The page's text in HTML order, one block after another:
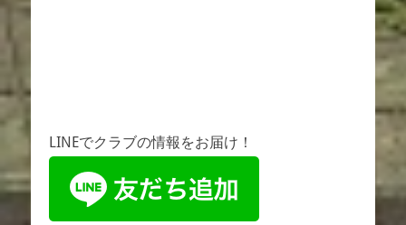
LINEでクラブの情報をお届け！